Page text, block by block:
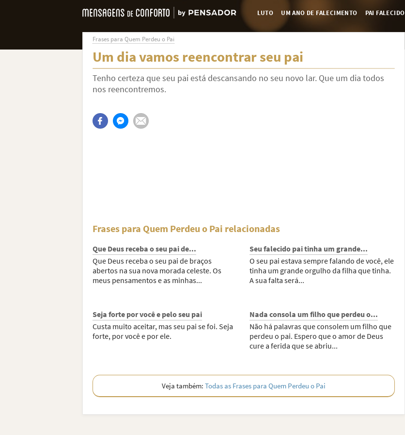
LUTO UM ANO DE FALECIMENTO PAI FALECIDO
Frases para Quem Perdeu o Pai
Um dia vamos reencontrar seu pai
Tenho certeza que seu pai está descansando no seu novo lar. Que um dia todos
nos reencontremos.
Frases para Quem Perdeu o Pai relacionadas
Que Deus receba o seu pai de...
Que Deus receba o seu pai de braços
abertos na sua nova morada celeste. Os
meus pensamentos e as minhas...
Seu falecido pai tinha um grande...
O seu pai estava sempre falando de você, ele
tinha um grande orgulho da filha que tinha.
A sua falta será...
Seja forte por você e pelo seu pai
Custa muito aceitar, mas seu pai se foi. Seja
forte, por você e por ele.
Nada consola um filho que perdeu o...
Não há palavras que consolem um filho que
perdeu o pai. Espero que o amor de Deus
cure a ferida que se abriu...
Veja também: Todas as Frases para Quem Perdeu o Pai